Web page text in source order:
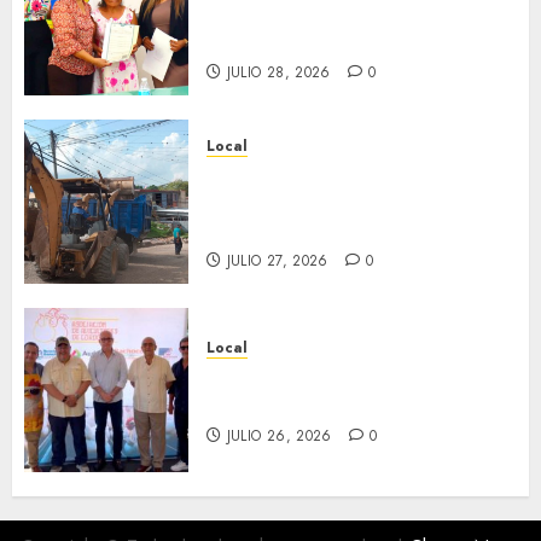
JULIO 28, 2026 0
Local
JULIO 27, 2026 0
Local
JULIO 26, 2026 0